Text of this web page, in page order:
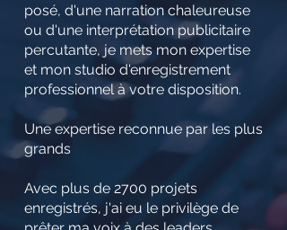
posé, d'une narration chaleureuse
ou d'une interprétation publicitaire
percutante, je mets mon expertise
et mon studio d'enregistrement
professionnel à votre disposition.
Une expertise reconnue par les plus
grands
Avec plus de 2700 projets
enregistrés, j'ai eu le privilège de